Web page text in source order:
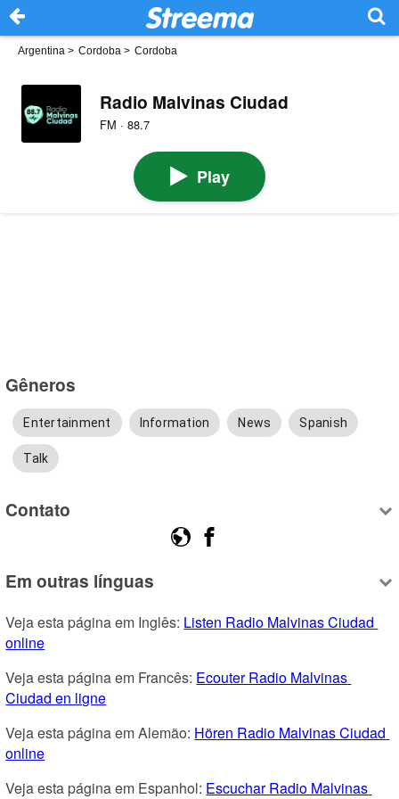
Argentina > Cordoba > Cordoba
Radio Malvinas Ciudad
FM · 88.7
Play
Gêneros
Entertainment Information News Spanish
Talk
Contato
Em outras línguas
Veja esta página em Inglês: Listen Radio Malvinas Ciudad
online
Veja esta página em Francês: Ecouter Radio Malvinas
Ciudad en ligne
Veja esta página em Alemão: Hören Radio Malvinas Ciudad
online
Veja esta página em Espanhol: Escuchar Radio Malvinas